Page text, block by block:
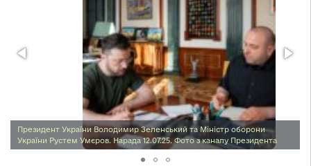
Президент України Володимир Зеленський та Міністр оборони
України Рустем Умєров. Нарада 12.07.25. Фото з каналу Президента